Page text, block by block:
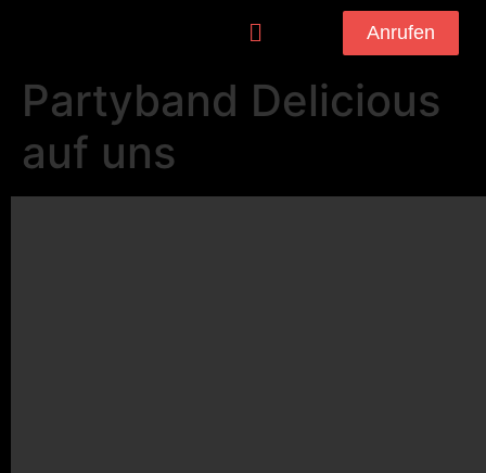
Anrufen
Partyband Delicious
auf uns